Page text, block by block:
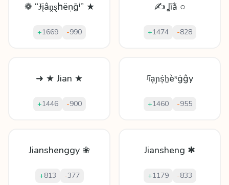
❁ “Ɉįâṋȿհëṇḡⁱ” ★
+1669 -990
✍ Ʝīằ ○
+1474 -828
➜ ★ Jian ★
+1446 -900
ʲīạɲṩẖèᶰġĝy
+1460 -955
Jianshenggy ❀
+813 -377
Jiansheng ✱
+1179 -833